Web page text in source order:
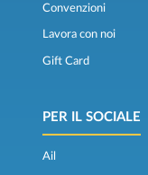
Convenzioni
Lavora con noi
Gift Card
PER IL SOCIALE
Ail